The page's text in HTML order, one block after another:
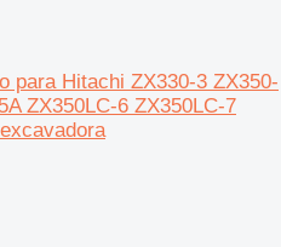
para Hitachi ZX330-3 ZX350-
ZX350LC-6 ZX350LC-7